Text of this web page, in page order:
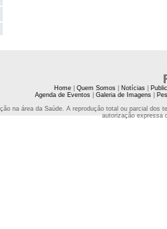
Home| Quem Somos| Notícias|
Agenda de Eventos| Galeria de Imagens|
na área da Saúde. A reprodução total ou parcial
autorização expressa